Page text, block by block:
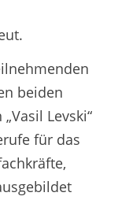
beiden
Levski“
für das